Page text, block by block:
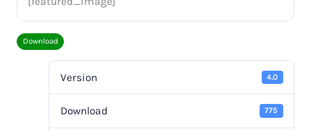
Download
Version 4.0
Download 775